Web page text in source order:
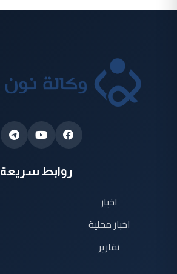
روابط سريعة
اخبار
اخبار محلية
تقارير